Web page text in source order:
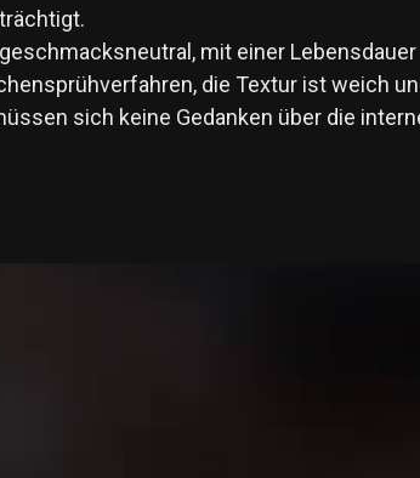
mit einer
die Textur ist weich
sich keine Gedanken über die